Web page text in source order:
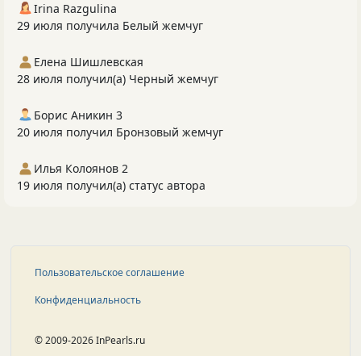
Irina Razgulina
29 июля получила Белый жемчуг
Елена Шишлевская
28 июля получил(а) Черный жемчуг
Борис Аникин 3
20 июля получил Бронзовый жемчуг
Илья Колоянов 2
19 июля получил(а) статус автора
Пользовательское соглашение
Конфиденциальность
© 2009-2026 InPearls.ru